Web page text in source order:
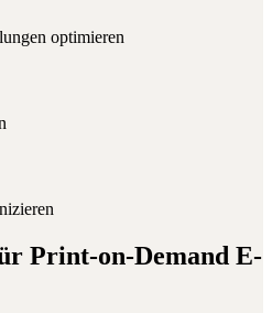
optimieren
Print-on-Demand E-